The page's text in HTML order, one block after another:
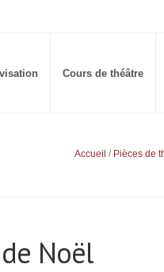
Cours de théâtre
Accueil / Pièces de
Noël